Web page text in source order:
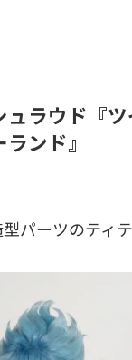
ュラウド『ツ
ンド』
パーツのティ